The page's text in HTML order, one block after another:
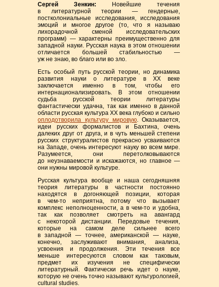
Сергей Зенкин:
Новейшие течения
в литературной теории — гендерные,
постколониальные исследования, исследования
эмоций и многое другое (то, что я называю
лихорадочной сменой исследовательских
программ) — характерны преимущественно для
западной науки. Русская наука в этом отношении
отличается большей стабильностью —
уж не знаю, во благо или во зло.
Есть особый путь русской теории, но динамика
развития науки о литературе в ХХ веке
заключается именно в том, чтобы его
интернационализировать. В этом отношении
судьба русской теории литературы
фантастически удачна, так как именно в данной
области русская культура ХХ века глубоко и сильно
оплодотворила культуру мировую. Оказывается,
идеи русских формалистов и Бахтина, очень
далеких друг от друга, и в чуть меньшей степени
русских структуралистов прекрасно усваиваются
на Западе, очень интересуют науку во всем мире.
Разумеется, они перетолковываются
до неузнаваемости и искажаются, но главное —
они нужны мировой культуре.
Русская культура вообще и наша сегодняшняя
теория литературы в частности постоянно
находятся в догоняющей позиции, которая
в чем-тонеприятна, потому что вызывает
комплекс неполноценности, а вчем-то и удобна,
так как позволяет смотреть на авангард
с некоторой дистанции. Передовые течения,
которые на самом деле сильнее всего
в западной — точнее, американской — науке,
конечно, заслуживают внимания, анализа,
усвоения и продолжения. Эти течения все
меньше интересуются словом как таковым,
предмет их изучения не специфически
литературный. Фактически речь идет о науке,
которую не очень точно называют культурологией,
cultural studies.